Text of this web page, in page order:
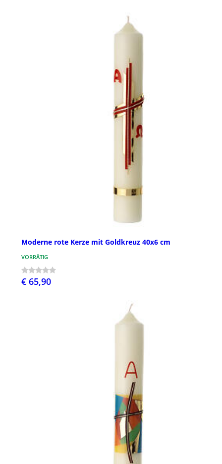
Moderne rote Kerze mit Goldkreuz 40x6 cm
VORRÄTIG
€ 65,90